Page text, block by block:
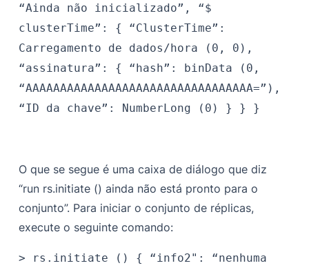
“Ainda não inicializado”,
“$
clusterTime”: {
“ClusterTime”:
Carregamento de dados/hora (0, 0),
“assinatura”: {
“hash”: binData (0,
“AAAAAAAAAAAAAAAAAAAAAAAAAAAAAAAAA=”),
“ID da chave”: NumberLong (0)
} } }
O que se segue é uma caixa de diálogo que diz
“run rs.initiate () ainda não está pronto para o
conjunto”. Para iniciar o conjunto de réplicas,
execute o seguinte comando:
> rs.initiate () {
“info2": “nenhuma